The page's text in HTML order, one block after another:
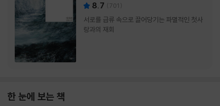
8.7 (701 )
서로를 급류 속으로 끌어당기는 파멸적인 첫사
랑과의 재회
한 눈에 보는 책